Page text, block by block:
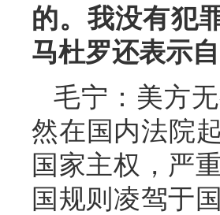
的。我没有犯
马杜罗还表示
毛宁：美方
然在国内法院
国家主权，严
国规则凌驾于